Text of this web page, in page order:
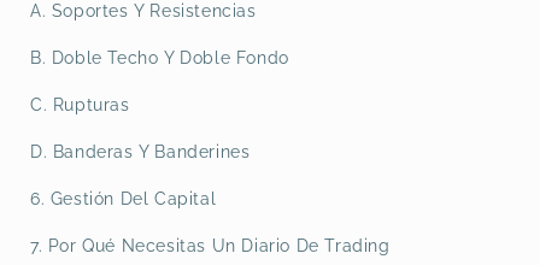
A. Soportes Y Resistencias
B. Doble Techo Y Doble Fondo
C. Rupturas
D. Banderas Y Banderines
6. Gestión Del Capital
7. Por Qué Necesitas Un Diario De Trading